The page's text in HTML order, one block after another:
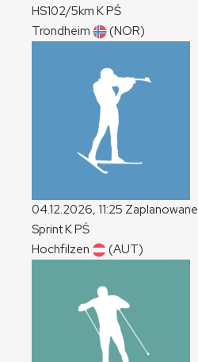
HS102/5km KPŚ
Trondheim
(NOR)
04.12.2026, 11:25 Zaplanowane
SprintKPŚ
Hochfilzen
(AUT)